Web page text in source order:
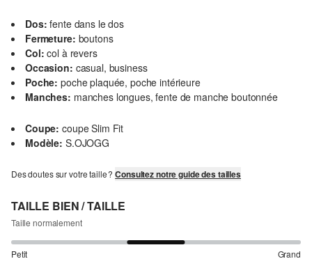
Dos: fente dans le dos
Fermeture: boutons
Col: col à revers
Occasion: casual, business
Poche: poche plaquée, poche intérieure
Manches: manches longues, fente de manche boutonnée
Coupe: coupe Slim Fit
Modèle: S.OJOGG
Des doutes sur votre taille ?Consultez notre guide des tailles
TAILLE BIEN / TAILLE
Taille normalement
Petit Grand